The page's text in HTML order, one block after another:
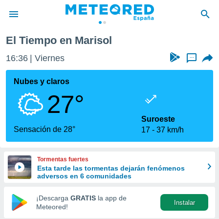
de
por
que se
calidad.
a este
las
y
forma
digital
basada
El Tiempo en Marisol
16:36 Viernes ...
Nubes y claros
27°
Sensación de 28°
Suroeste
17
37 km/h
Tormentas fuertes
Esta tarde las tormentas dejarán fenómenos
adversos en 6 comunidades
¡Descarga GRATIS la app de
Meteored!
Instalar